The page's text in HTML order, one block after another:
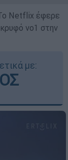
Netflix έφερε
νο1 στην
με: